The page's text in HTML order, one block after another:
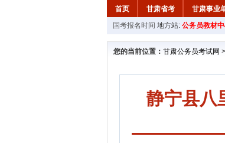
首页 甘肃省考 甘肃事业
国考报名时间 地方站: 公务员教材
您的当前位置： 甘肃公务员考试网
静宁县八